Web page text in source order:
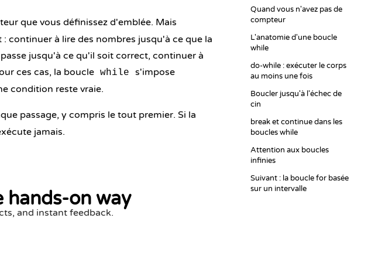
que vous définissez d'emblée. Mais
continuer à lire des nombres jusqu'à ce que la
jusqu'à ce qu'il soit correct, continuer à
ces cas, la boucle while
s'impose
condition reste vraie.
passage, y compris le tout premier. Si la
jamais.
hands-on way
and instant feedback.
Quand vous n'avez pas de
compteur
L'anatomie d'une boucle
while
do-while : exécuter le corps
au moins une fois
Boucler jusqu'à l'échec de
cin
break et continue dans les
boucles while
Attention aux boucles
infinies
Suivant : la boucle for basée
sur un intervalle